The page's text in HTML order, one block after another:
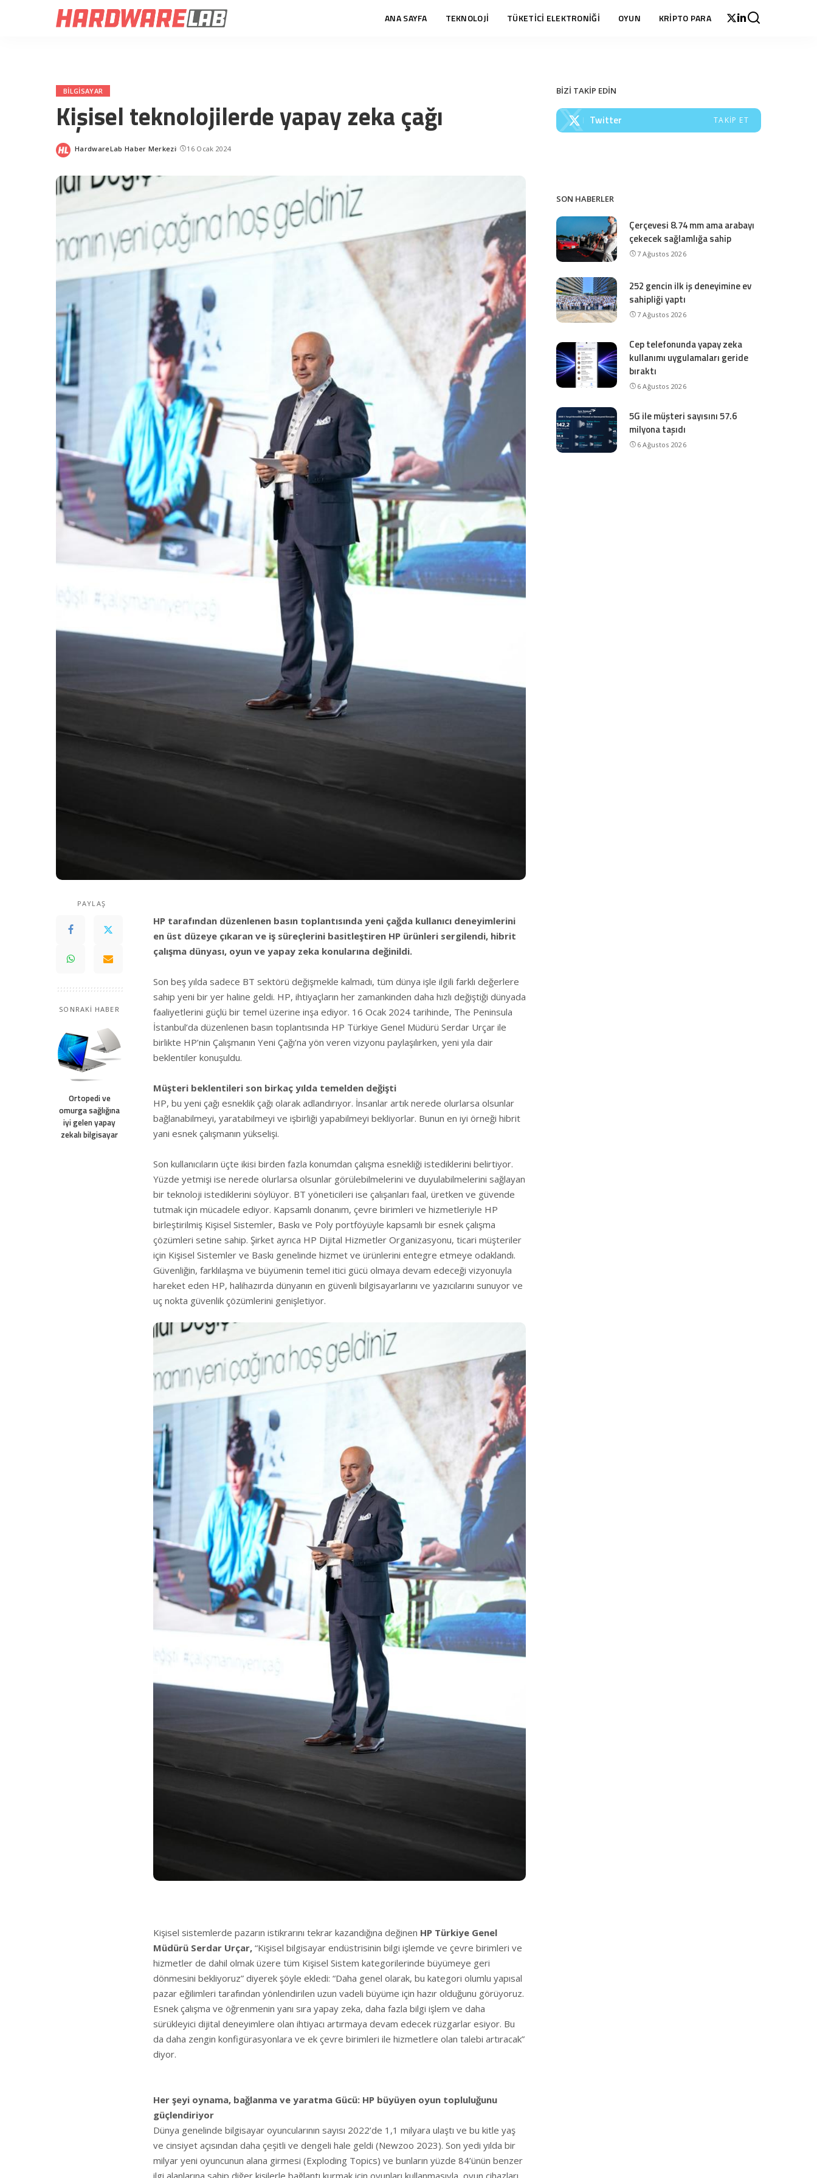
ANA SAYFA TEKNOLOJİ TÜKETİCİ ELEKTRONİĞİ OYUN KRİPTO PARA
BILGISAYAR
Kişisel teknolojilerde yapay zeka çağı
Posted
HardwareLab Haber Merkezi 16 Ocak 2024
PAYLAŞ
SONRAKİ HABER
Ortopedi ve
omurga sağlığına
iyi gelen yapay
zekalı bilgisayar
HP tarafından düzenlenen basın toplantısında yeni çağda kullanıcı deneyimlerini
en üst düzeye çıkaran ve iş süreçlerini basitleştiren HP ürünleri sergilendi, hibrit
çalışma dünyası, oyun ve yapay zeka konularına değinildi.
Son beş yılda sadece BT sektörü değişmekle kalmadı, tüm dünya işle ilgili farklı değerlere
sahip yeni bir yer haline geldi. HP, ihtiyaçların her zamankinden daha hızlı değiştiği dünyada
faaliyetlerini güçlü bir temel üzerine inşa ediyor. 16 Ocak 2024 tarihinde, The Peninsula
İstanbul’da düzenlenen basın toplantısında HP Türkiye Genel Müdürü Serdar Urçar ile
birlikte HP’nin Çalışmanın Yeni Çağı’na yön veren vizyonu paylaşılırken, yeni yıla dair
beklentiler konuşuldu.
Müşteri beklentileri son birkaç yılda temelden değişti
HP, bu yeni çağı esneklik çağı olarak adlandırıyor. İnsanlar artık nerede olurlarsa olsunlar
bağlanabilmeyi, yaratabilmeyi ve işbirliği yapabilmeyi bekliyorlar. Bunun en iyi örneği hibrit
yani esnek çalışmanın yükselişi.
Son kullanıcıların üçte ikisi birden fazla konumdan çalışma esnekliği istediklerini belirtiyor.
Yüzde yetmişi ise nerede olurlarsa olsunlar görülebilmelerini ve duyulabilmelerini sağlayan
bir teknoloji istediklerini söylüyor. BT yöneticileri ise çalışanları faal, üretken ve güvende
tutmak için mücadele ediyor. Kapsamlı donanım, çevre birimleri ve hizmetleriyle HP
birleştirilmiş Kişisel Sistemler, Baskı ve Poly portföyüyle kapsamlı bir esnek çalışma
çözümleri setine sahip. Şirket ayrıca HP Dijital Hizmetler Organizasyonu, ticari müşteriler
için Kişisel Sistemler ve Baskı genelinde hizmet ve ürünlerini entegre etmeye odaklandı.
Güvenliğin, farklılaşma ve büyümenin temel itici gücü olmaya devam edeceği vizyonuyla
hareket eden HP, halihazırda dünyanın en güvenli bilgisayarlarını ve yazıcılarını sunuyor ve
uç nokta güvenlik çözümlerini genişletiyor.
Kişisel sistemlerde pazarın istikrarını tekrar kazandığına değinen HP Türkiye Genel
Müdürü Serdar Urçar, “Kişisel bilgisayar endüstrisinin bilgi işlemde ve çevre birimleri ve
hizmetler de dahil olmak üzere tüm Kişisel Sistem kategorilerinde büyümeye geri
dönmesini bekliyoruz” diyerek şöyle ekledi: “Daha genel olarak, bu kategori olumlu yapısal
pazar eğilimleri tarafından yönlendirilen uzun vadeli büyüme için hazır olduğunu görüyoruz.
Esnek çalışma ve öğrenmenin yanı sıra yapay zeka, daha fazla bilgi işlem ve daha
sürükleyici dijital deneyimlere olan ihtiyacı artırmaya devam edecek rüzgarlar esiyor. Bu
da daha zengin konfigürasyonlara ve ek çevre birimleri ile hizmetlere olan talebi artıracak”
diyor.
Her şeyi oynama, bağlanma ve yaratma Gücü: HP büyüyen oyun topluluğunu
güçlendiriyor
Dünya genelinde bilgisayar oyuncularının sayısı 2022’de 1,1 milyara ulaştı ve bu kitle yaş
ve cinsiyet açısından daha çeşitli ve dengeli hale geldi (Newzoo 2023). Son yedi yılda bir
milyar yeni oyuncunun alana girmesi (Exploding Topics) ve bunların yüzde 84’ünün benzer
ilgi alanlarına sahip diğer kişilerle bağlantı kurmak için oyunları kullanmasıyla, oyun cihazları
BİZİ TAKİP EDİN
Twitter TAKIP ET
SON HABERLER
Çerçevesi 8.74 mm ama arabayı
çekecek sağlamlığa sahip
7 Ağustos 2026
252 gencin ilk iş deneyimine ev
sahipliği yaptı
7 Ağustos 2026
Cep telefonunda yapay zeka
kullanımı uygulamaları geride
bıraktı
6 Ağustos 2026
5G ile müşteri sayısını 57.6
milyona taşıdı
6 Ağustos 2026